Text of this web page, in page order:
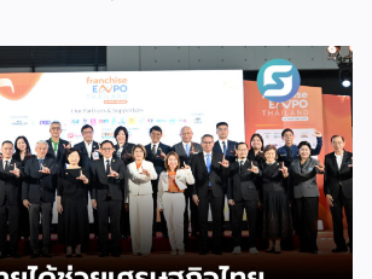
ธุรกิจแฟรนไชส์ที่อยู่ในการส่งเสริมสนับสนุน
งษ์ นัยนาภากรณ์ อธิบดีกรมพัฒนาธุรกิจ
ณิชย์ เปิดเผยภายหลังเป็นประธานเปิดงาน
โป ไทยแลนด์ บาย สมาร์ท เอสเอ็มอี เอ็กซ์
Thailand by Smart SME Expo)” ซึ่ง
ฟรนไชส์ชั้นนำที่จัดขึ้นโดย บริษัท พีเอ็มจี
พื่อยกระดับศักยภาพของผู้ประกอบการและ
ารขยายกิจการผ่านระบบแฟรนไชส์ […]